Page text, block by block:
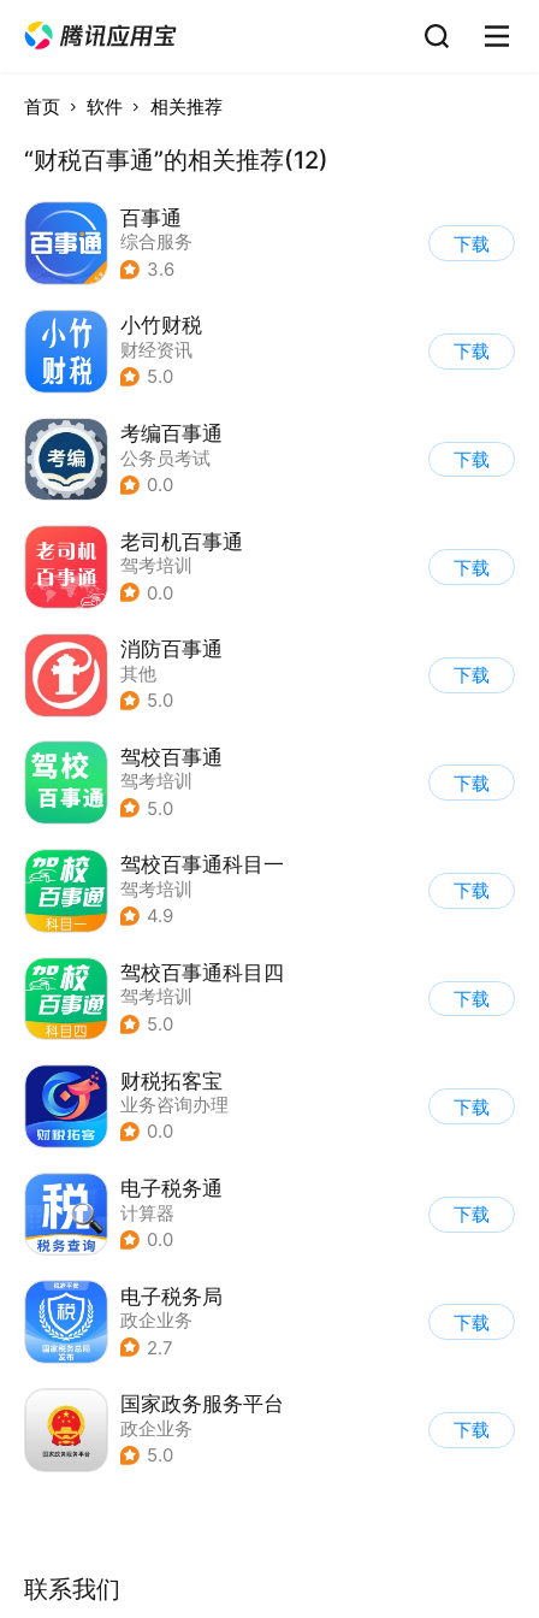
首页 软件 相关推荐
“财税百事通”的相关推荐(12)
百事通
综合服务
3.6
下载
小竹财税
财经资讯
5.0
下载
考编百事通
公务员考试
0.0
下载
老司机百事通
驾考培训
0.0
下载
消防百事通
其他
5.0
下载
驾校百事通
驾考培训
5.0
下载
驾校百事通科目一
驾考培训
4.9
下载
驾校百事通科目四
驾考培训
5.0
下载
财税拓客宝
业务咨询办理
0.0
下载
电子税务通
计算器
0.0
下载
电子税务局
政企业务
2.7
下载
国家政务服务平台
政企业务
5.0
下载
联系我们